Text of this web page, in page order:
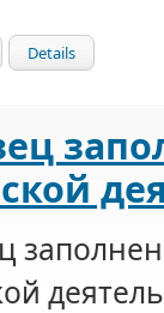
Details